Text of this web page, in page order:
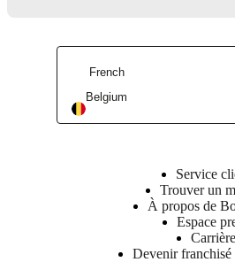
French
Belgium
Service
Trouver un
À propos de
Espace
Devenir